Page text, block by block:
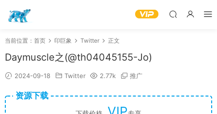
当前位置： 首页 印巨象 Twitter 正文
Daymuscle之(@th04045155-Jo)
2024-09-18 Twitter 2.77k 推广
资源下载